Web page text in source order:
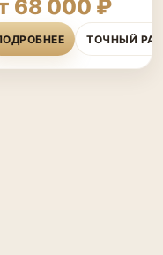
68 000 ₽
ТОЧНЫЙ